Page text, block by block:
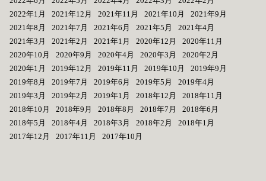
2022年1月
2021年12月 2021年11月 2021年10月
2021年9月
2021年8月
2021年7月 2021年6月 2021年5月
2021年4月
2021年3月
2021年2月 2021年1月 2020年12月
2020年11月
2020年10月
2020年9月 2020年4月 2020年3月
2020年2月
2020年1月
2019年12月 2019年11月 2019年10月
2019年9月
2019年8月
2019年7月 2019年6月 2019年5月
2019年4月
2019年3月
2019年2月 2019年1月 2018年12月
2018年11月
2018年10月
2018年9月 2018年8月 2018年7月
2018年6月
2018年5月
2018年4月 2018年3月 2018年2月
2018年1月
2017年12月
2017年11月 2017年10月